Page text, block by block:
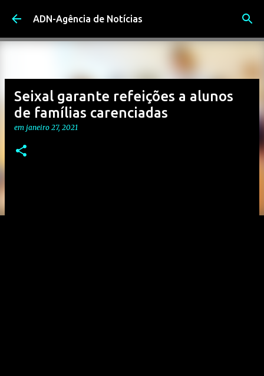
Avançar para o conteúdo principal
ADN-Agência de Notícias
Seixal garante refeições a alunos
de famílias carenciadas
em janeiro 27, 2021